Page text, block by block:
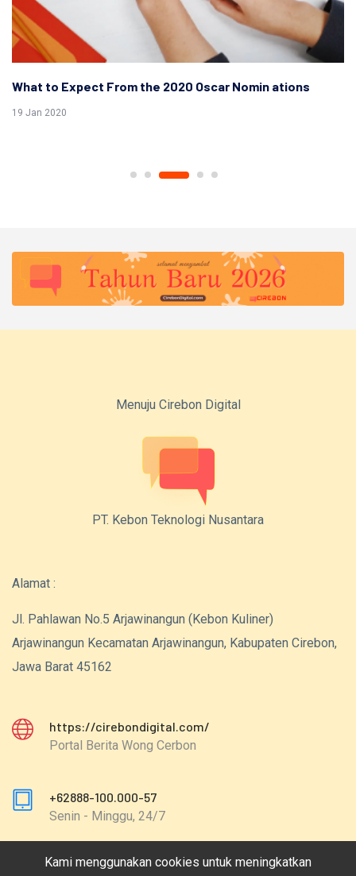
What to Expect From the 2020 Oscar Nomin ations
19 Jan 2020
Menuju Cirebon Digital
PT. Kebon Teknologi Nusantara
Alamat :
Jl. Pahlawan No.5 Arjawinangun (Kebon Kuliner)
Arjawinangun Kecamatan Arjawinangun, Kabupaten Cirebon,
Jawa Barat 45162
https://cirebondigital.com/
Portal Berita Wong Cerbon
+62888-100.000-57
Senin - Minggu, 24/7
redaksi@cirebondigital.com
Kami menggunakan cookies untuk meningkatkan